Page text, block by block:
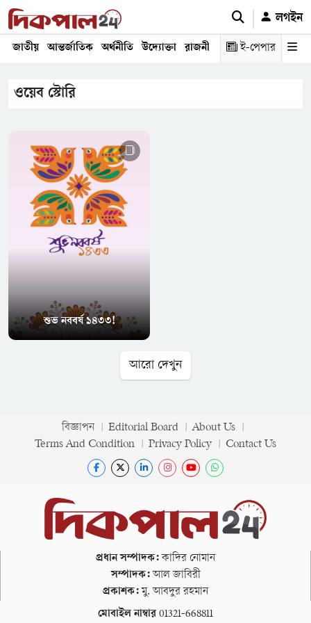
লগইন
জাতীয় আন্তর্জাতিক অর্থনীতি উদ্যোক্তা রাজনীতি শিক্ষা স্বাস্থ্য ও
ই-পেপার
ওয়েব স্টোরি
শুভ নববর্ষ ১৪৩৩!
আরো দেখুন
বিজ্ঞাপন Editorial Board
About Us
Terms And Condition
Privacy Policy Contact Us
প্রধান সম্পাদক: কাদির নোমান
সম্পাদক:আল জাবিরী
প্রকাশক: মু. আবদুর রহমান
মোবাইল নাম্বার 01321-668811